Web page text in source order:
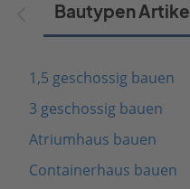
Bautypen Artikel
1,5 geschossig bauen
3 geschossig bauen
Atriumhaus bauen
Containerhaus bauen